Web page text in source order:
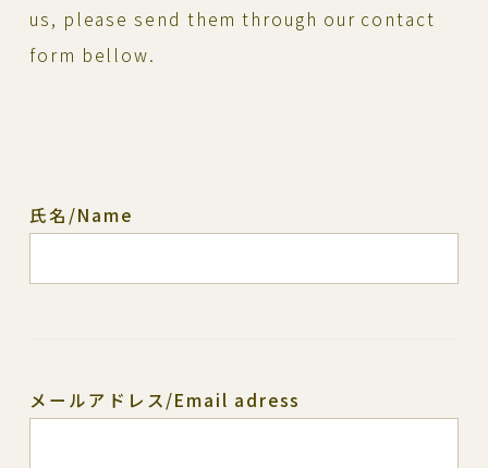
us, please send them through our contact
form bellow.
氏名/Name
メールアドレス/Email adress